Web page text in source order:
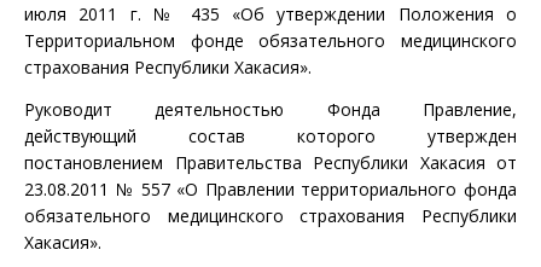
июля 2011 г. № 435 «Об утверждении Положения о
Территориальном фонде обязательного медицинского
страхования Республики Хакасия».
Руководит деятельностью Фонда Правление,
действующий состав которого утвержден
постановлением Правительства Республики Хакасия от
23.08.2011 № 557 «О Правлении территориального фонда
обязательного медицинского страхования Республики
Хакасия».